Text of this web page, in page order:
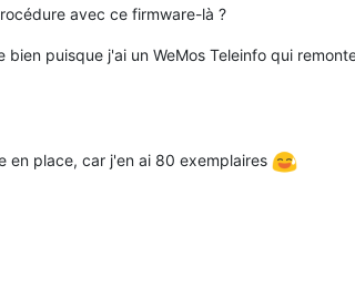
avec ce firmware-là ?
puisque j'ai un WeMos Teleinfo qui
en place, car j'en ai 80 exemplaires